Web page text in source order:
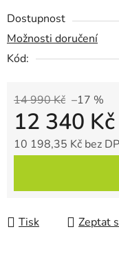
Dostupnost
Možnosti doručení
Kód:
14 990 Kč –17 %
12 340 Kč
10 198,35 Kč bez
Tisk Zeptat